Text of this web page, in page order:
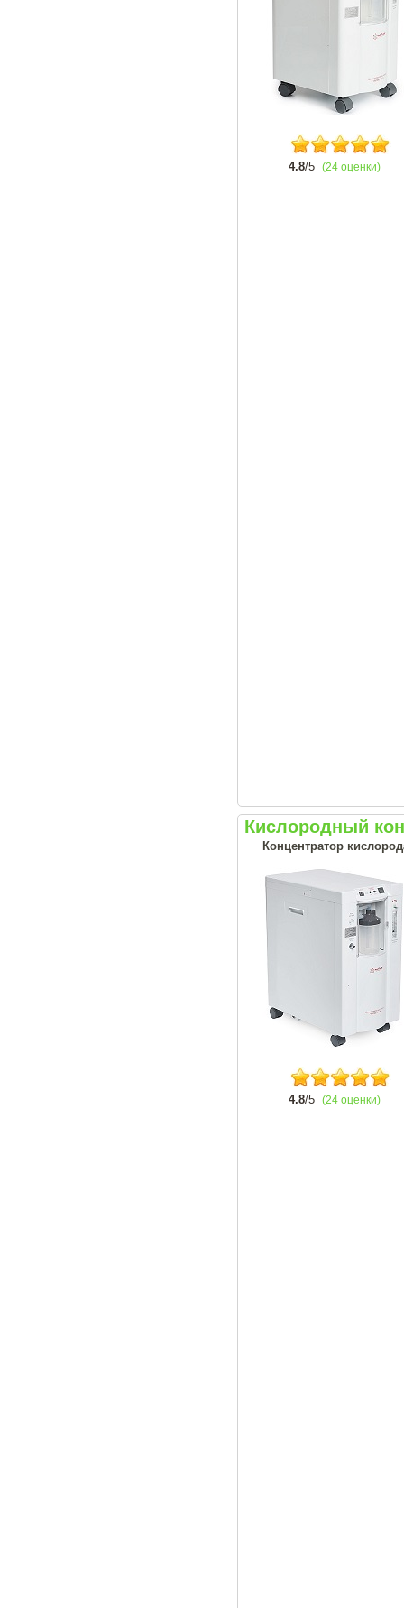
4.8/5 (24 оценки)
Кислородный
Концентратор
4.8/5 (24 оценки)